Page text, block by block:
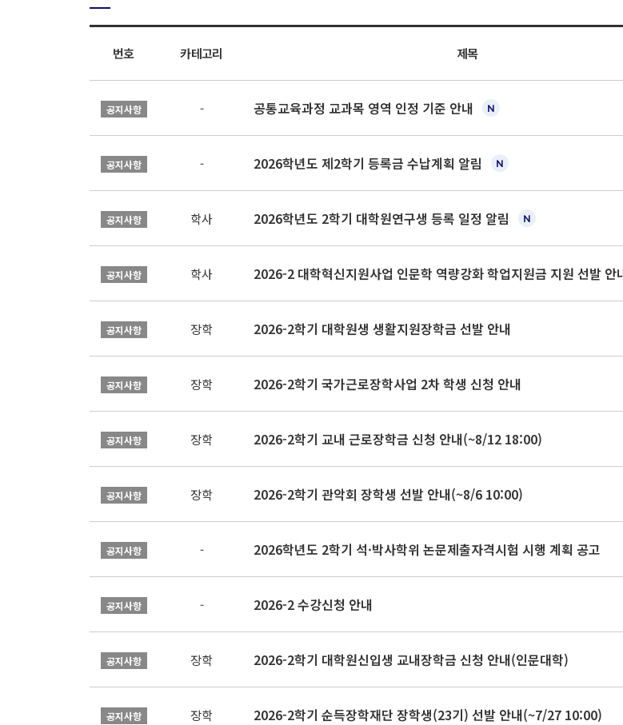
번호 카테고리 제목
공지사항 - 공통교육과정 교과목 영역 인정 기준 안내
공지사항 - 2026학년도 제2학기 등록금 수납계획 알림
공지사항 학사 2026학년도 2학기 대학원연구생 등록 일정 알림
공지사항 학사
공지사항 장학 2026-2학기 대학원생 생활지원장학금 선발 안내
공지사항 장학 2026-2학기 국가근로장학사업 2차 학생 신청 안내
공지사항 장학 2026-2학기 교내 근로장학금 신청 안내(~8/12 18:00)
공지사항 장학 2026-2학기 관악회 장학생 선발 안내(~8/6 10:00)
공지사항 - 2026학년도 2학기 석·박사학위 논문제출자격시험 시행 계획 공고
공지사항 - 2026-2 수강신청 안내
공지사항 장학 2026-2학기 대학원신입생 교내장학금 신청 안내(인문대학)
공지사항 장학 2026-2학기 순득장학재단 장학생(23기) 선발 안내(~7/27 10:00)